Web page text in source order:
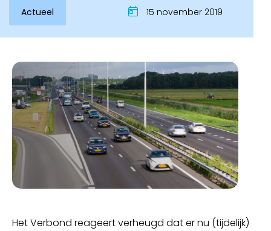
Inloggen
Actueel 15 november 2019
Het Verbond reageert verheugd dat er nu (tijdelijk)